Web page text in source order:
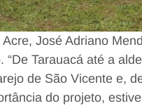
José Adriano
Tarauacá até a
de São Vicente e,
do projeto,